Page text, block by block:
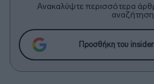
Ανακαλύψτε περισσότερα
Προσθήκη του